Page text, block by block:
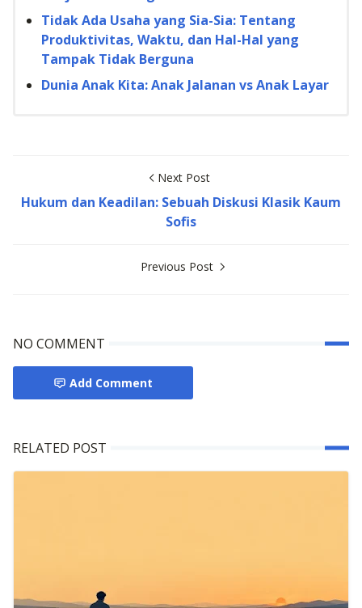
Tidak Ada Usaha yang Sia-Sia: Tentang
Produktivitas, Waktu, dan Hal-Hal yang
Tampak Tidak Berguna
Dunia Anak Kita: Anak Jalanan vs Anak Layar
Next Post
Hukum dan Keadilan: Sebuah Diskusi Klasik Kaum
Sofis
Previous Post
NO COMMENT
Add Comment
RELATED POST